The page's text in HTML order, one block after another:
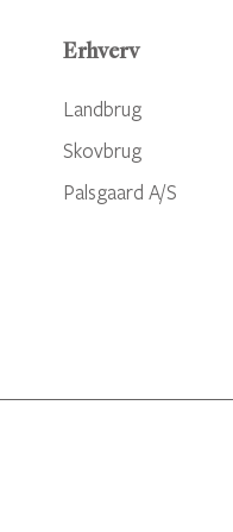
Erhverv
Landbrug
Skovbrug
Palsgaard A/S